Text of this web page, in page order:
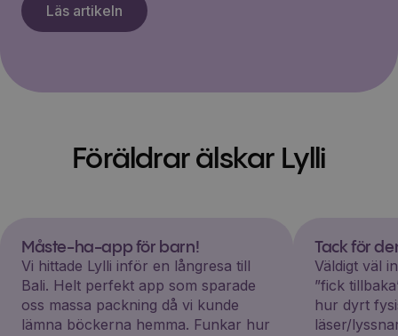
Läs artikeln
Föräldrar älskar Lylli
Måste-ha-app för barn!
Vi hittade Lylli inför en långresa till
Bali. Helt perfekt app som sparade
oss massa packning då vi kunde
lämna böckerna hemma. Funkar hur
Tack för
Väldigt väl
”fick
hur dyrt
läser/